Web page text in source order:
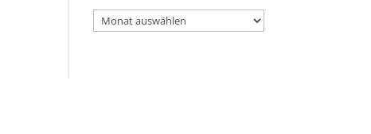
Archiv